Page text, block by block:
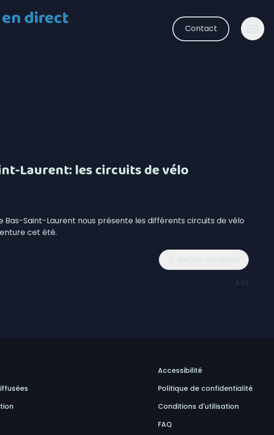
direct Contact
Laurent: les circuits de vélo
Bas-Saint-Laurent nous présente les différents circuits de vélo
cet été.
Retour au direct
6:00
Accessibilité
Politique de confidentialité
Conditions d'utilisation
FAQ